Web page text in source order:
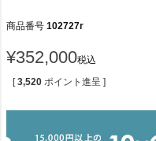
商品番号 102727r
¥352,000税込
[ 3,520 ポイント進呈 ]